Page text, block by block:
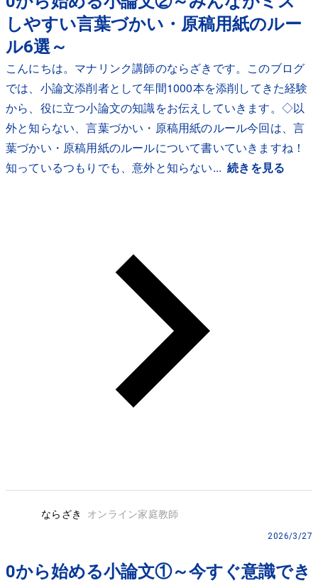
しやすい言葉づかい・原稿用紙のルー
ル6選～
こんにちは。マナリンク講師のならざきです。このブログ
では、小論文添削者として年間1000本を添削してきた経験
から、役に立つ小論文の知識をお伝えしていきます。◇以
外と知らない、言葉づかい・原稿用紙のルール今回は、言
葉づかい・原稿用紙のルールについて書いていきますね！
知っているつもりでも、意外と知らない... 続きを見る
ならざき オンライン家庭教師
2026/3/27
0から始める小論文①～今すぐ意識でき